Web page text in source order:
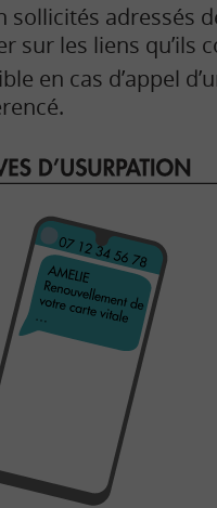
sollicités adressés
sur les liens qu’ils
en cas d’appel